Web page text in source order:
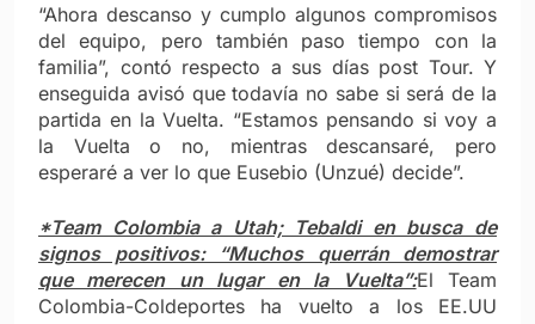
“Ahora descanso y cumplo algunos compromisos
del equipo, pero también paso tiempo con la
familia”, contó respecto a sus días post Tour. Y
enseguida avisó que todavía no sabe si será de la
partida en la Vuelta. “Estamos pensando si voy a
la Vuelta o no, mientras descansaré, pero
esperaré a ver lo que Eusebio (Unzué) decide”.
*Team Colombia a Utah; Tebaldi en busca de
signos positivos: “Muchos querrán demostrar
que merecen un lugar en la Vuelta”:El Team
Colombia-Coldeportes ha vuelto a los EE.UU